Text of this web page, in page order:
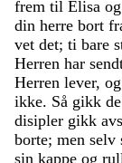
frem til Elisa og
din herre bort
vet det; ti bare
Herren har
Herren lever, og
ikke. Så gikk de
disipler gikk
borte; men selv
sin kappe og